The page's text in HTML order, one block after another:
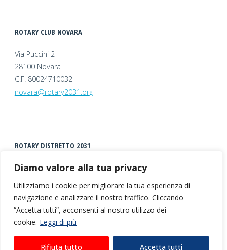
Diamo valore alla tua privacy
Utilizziamo i cookie per migliorare la tua esperienza di
navigazione e analizzare il nostro traffico. Cliccando
“Accetta tutti”, acconsenti al nostro utilizzo dei
cookie. Leggi di più
Rifiuta tutto Accetta tutti
ROTARY CLUB NOVARA
Via Puccini 2
28100 Novara
C.F. 80024710032
novara@rotary2031.org
ROTARY DISTRETTO 2031
©2026 Rotary Club Novara | Privacy + Cookies|